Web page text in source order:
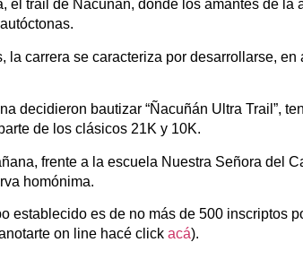
el trail de Ñacuñan, donde los amantes de la
carrera se caracteriza por desarrollarse, en
decidieron bautizar “Ñacuñán Ultra Trail”,
de los clásicos 21K y 10K.
frente a la escuela Nuestra Señora del
homónima.
establecido es de no más de 500 inscriptos
on line hacé click acá).